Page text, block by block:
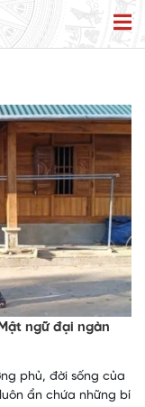
ngữ đại ngàn
phủ, đời sống của
ẩn chứa những bí